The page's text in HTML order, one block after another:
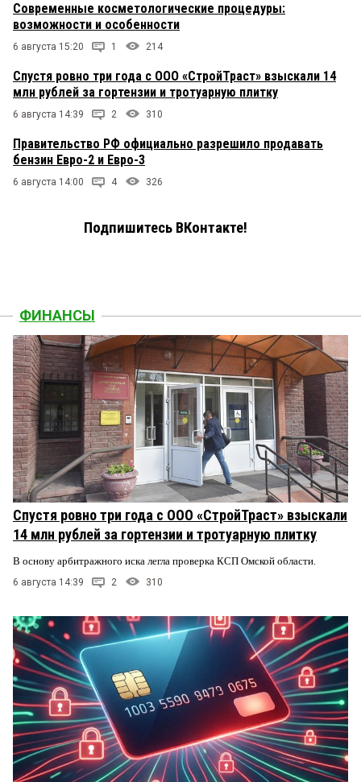
Современные косметологические процедуры:
возможности и особенности
6 августа 15:20 1 214
Спустя ровно три года с ООО «СтройТраст» взыскали 14
млн рублей за гортензии и тротуарную плитку
6 августа 14:39 2 310
Правительство РФ официально разрешило продавать
бензин Евро-2 и Евро-3
6 августа 14:00 4 326
Подпишитесь ВКонтакте!
ФИНАНСЫ
Спустя ровно три года с ООО «СтройТраст» взыскали
14 млн рублей за гортензии и тротуарную плитку
В основу арбитражного иска легла проверка КСП Омской области.
6 августа 14:39 2 310